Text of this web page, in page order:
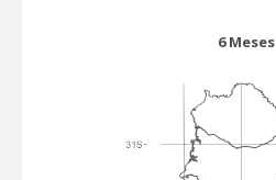
6 Meses